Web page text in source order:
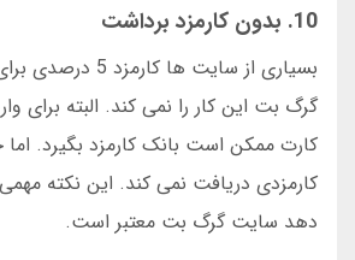
10. بدون کارمزد برداشت
بسیاری از سایت ها
گرگ بت این کار را نمی کند. البته برای
کارت ممکن است بانک کارمزد بگیرد.
کارمزدی دریافت نمی کند. این نکته
دهد سایت گرگ بت معتبر است.